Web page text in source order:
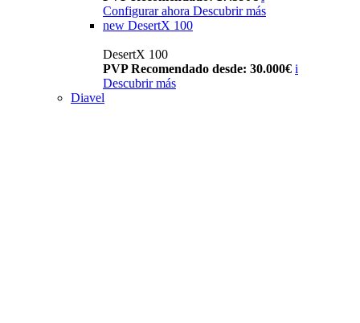
Configurar ahora Descubrir más
new DesertX 100
DesertX 100
PVP Recomendado desde: 30.000€ i
Descubrir más
Diavel